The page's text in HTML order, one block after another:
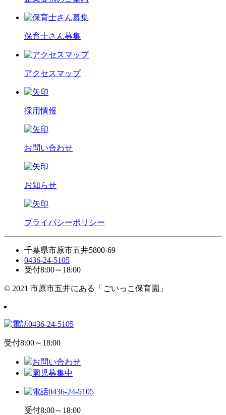
保育士さん募集
アクセスマップ
採用情報
お問い合わせ
お知らせ
プライバシーポリシー
千葉県市原市五井5800-69
0436-24-5105
受付8:00～18:00
© 2021 市原市五井にある「ごいっこ保育園」
0436-24-5105
受付8:00～18:00
お問い合わせ
園児募集中
0436-24-5105
受付8:00～18:00